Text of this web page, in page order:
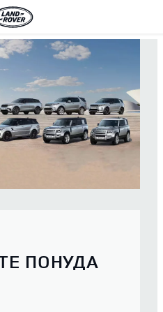
ПОНУДА